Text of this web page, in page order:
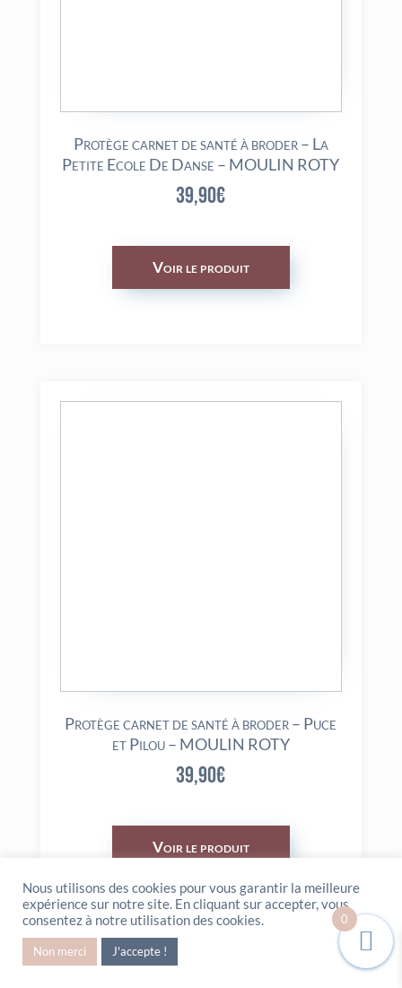
Protège carnet de santé à broder – La
Petite Ecole De Danse – MOULIN ROTY
39,90€
Voir le produit
Protège carnet de santé à broder – Puce
et Pilou – MOULIN ROTY
39,90€
Voir le produit
Nous utilisons des cookies pour vous garantir la meilleure
expérience sur notre site. En cliquant sur accepter, vous
consentez à notre utilisation des cookies.
Non merci J'accepte !
0